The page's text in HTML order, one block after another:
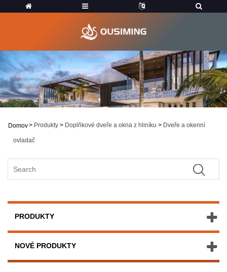
Domov> Produkty > Doplňkové dveře a okna z hliníku > Dveře a okenní
ovladač
PRODUKTY
NOVÉ PRODUKTY